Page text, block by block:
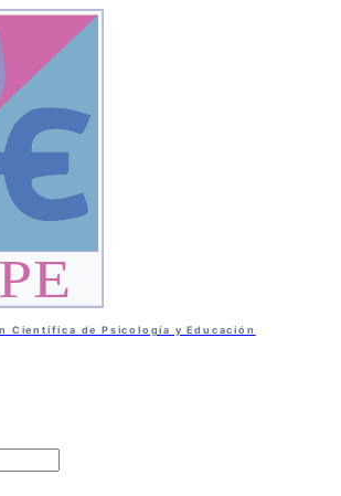
Científica de Psicología y Educación